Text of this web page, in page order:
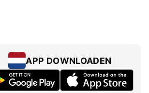
APP DOWNLOADEN